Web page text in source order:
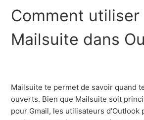
Comment utiliser
Mailsuite dans
Mailsuite te permet de savoir quand
ouverts. Bien que Mailsuite soit
pour Gmail, les utilisateurs d'Outlook